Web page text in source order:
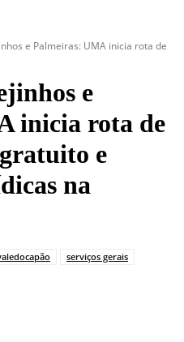
e Palmeiras: UMA inicia rota de
e
inicia rota de
e
na
serviços gerais